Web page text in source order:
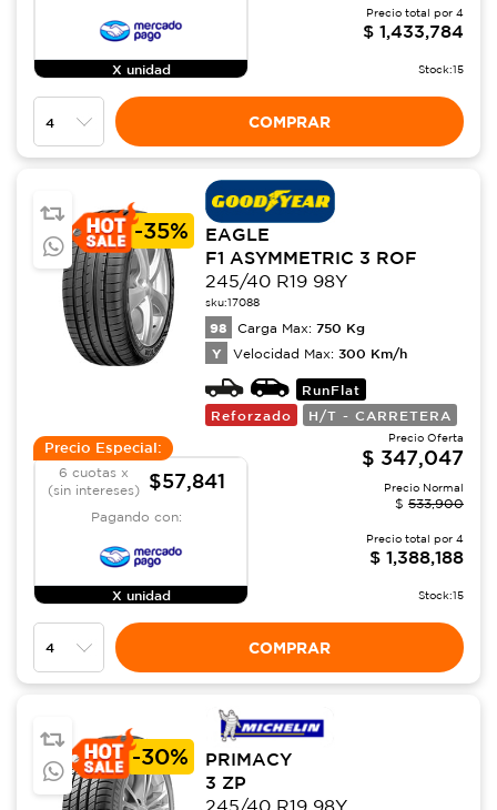
X unidad
Precio total por 4
$ 1,433,784
Stock:15
COMPRAR
-35%
EAGLE
F1 ASYMMETRIC 3 ROF
245/40 R19 98Y
sku:17088
98 Carga Max: 750 Kg
Y Velocidad Max: 300 Km/h
RunFlat
Reforzado
H/T - CARRETERA
Precio Especial:
6 cuotas x
(sin intereses)
$57,841
Pagando con:
X unidad
Precio Oferta
$ 347,047
Precio Normal
$ 533,900
Precio total por 4
$ 1,388,188
Stock:15
COMPRAR
-30%
PRIMACY
3 ZP
245/40 R19 98Y